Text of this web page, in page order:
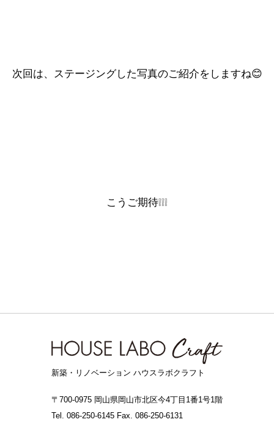
次回は、ステージングした写真のご紹介をしますね😊
こうご期待❕❕❕
新築・リノベーション ハウスラボクラフト
〒700-0975 岡山県岡山市北区今4丁目1番1号1階
Tel. 086-250-6145 Fax. 086-250-6131